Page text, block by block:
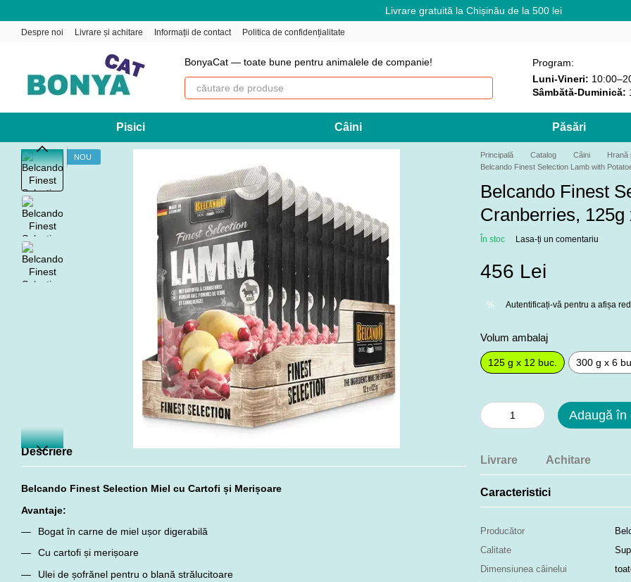
Livrare gratuită la Chișinău de la 500 lei
Despre noi Livrare și achitare Informații de contact Politica de confidențialitate
BonyaCat — toate bune pentru animalele de companie!
Program:
Luni-Vineri:
Sâmbătă-Duminică:
Pisici Câini Păsări
NOU
Descriere
Belcando Finest Selection Miel cu Cartofi și Merișoare
Avantaje:
Bogat în carne de miel ușor digerabilă
Cu cartofi și merișoare
Ulei de șofrănel pentru o blană strălucitoare
Principală Catalog Câini Hrană
Belcando Finest Selection Lamb with
Belcando Finest
Cranberries, 125g
În stoc Lasa-ți un comentariu
456 Lei
% Autentificați-vă pentru a afișa
Volum ambalaj
125 g x 12 buc. 300 g x 6
Adaugă în
Livrare Achitare
Caracteristici
Producător
Calitate
Dimensiunea câinelui